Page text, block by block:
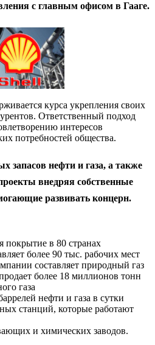
с главным офисом в Гааге.
курса укрепления своих
Ответственный подход
интересов
потребностей общества.
запасов нефти и газа, а также
внедряя собственные
развивать концерн.
в 80 странах
более 90 тыс. рабочих мест
составляет природный газ
более 18 миллионов тонн
газа
нефти и газа в сутки
станций, которые работают
и химических заводов.